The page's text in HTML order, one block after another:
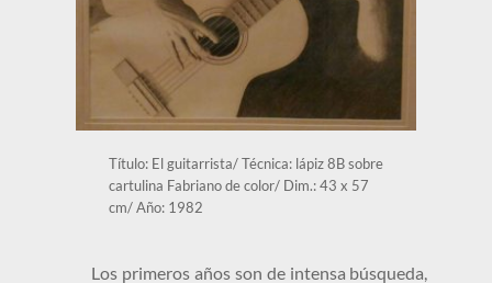
Título: El guitarrista/ Técnica: lápiz 8B sobre
cartulina Fabriano de color/ Dim.: 43 x 57
cm/ Año: 1982